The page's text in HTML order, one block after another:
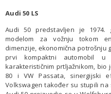
Audi 50 LS
Audi 50 predstavljen je
modelom za vožnju tokom
dimenzije, ekonomična potrošnju
prvi kompaktni automobil u
karakterističnim prtljažnikom,
80 i VW Passata, sinergijski
Volkswagen također su stupili